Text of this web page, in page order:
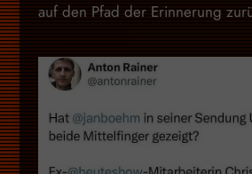
auf den Pfad der Erinnerung